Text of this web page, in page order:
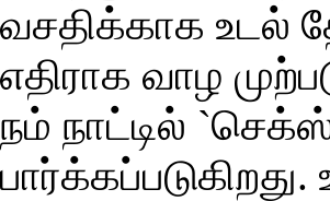
வசதிக்காக உடல்
எதிராக வாழ
நம் நாட்டில்
பார்க்கப்படுகிறது.